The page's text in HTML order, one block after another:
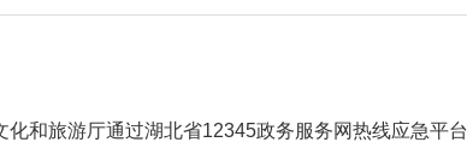
和旅游厅通过湖北省12345政务服务网热线应急平